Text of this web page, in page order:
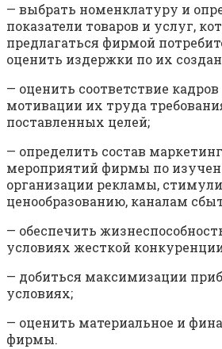
— выбрать номенклатуру и
показатели товаров и услуг,
предлагаться фирмой
оценить издержки по их
— оценить соответствие
мотивации их труда
поставленных целей;
— определить состав
мероприятий фирмы по
организации рекламы,
ценообразованию, каналам
— обеспечить
условиях жест­кой
— добиться максимизации
условиях;
— оценить материальное и
фирмы.